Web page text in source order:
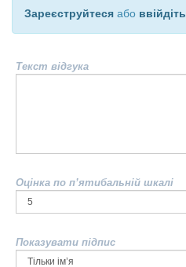
Зареєструйтеся або ввійдіть
Текст відгука
Оцінка по п’ятибальній шкалі
Показувати підпис